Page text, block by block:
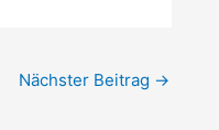
Nächster Beitrag →